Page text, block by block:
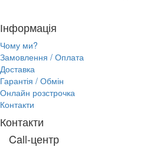
Інформація
Чому ми?
Замовлення / Оплата
Доставка
Гарантія / Обмін
Онлайн розстрочка
Контакти
Контакти
Call-центр